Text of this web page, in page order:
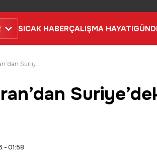
SICAK HABERÇALIŞMA HAYATI
İletişim Başkanı Duran’dan Suriye’deki patlamaya ilişkin açıklama
- 01:58